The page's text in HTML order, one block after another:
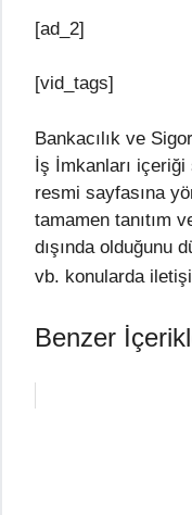
[ad_2]
[vid_tags]
Bankacılık ve
İş İmkanları içeriği
resmi sayfasına
tamamen tanıtım
dışında olduğunu
vb. konularda
Benzer